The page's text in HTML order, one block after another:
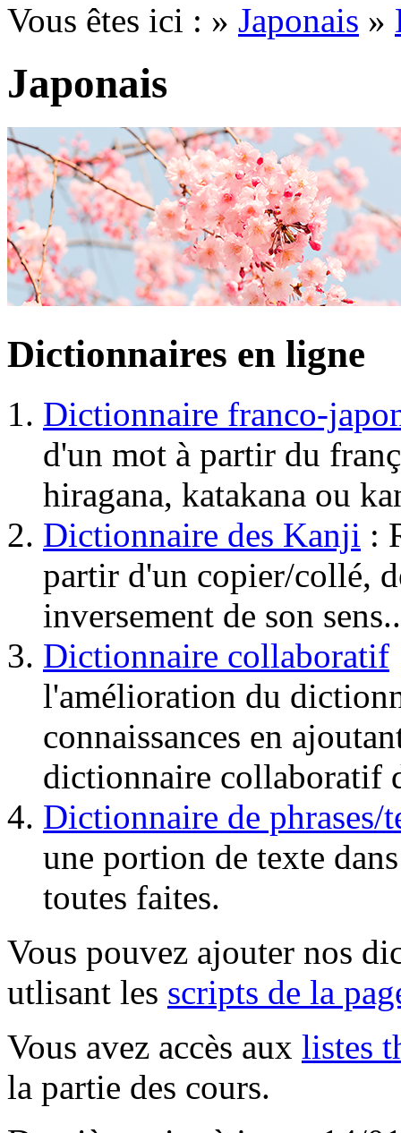
Vous êtes ici : » Japonais »
Japonais
Dictionnaires en ligne
Dictionnaire franco-
d'un mot à partir du
hiragana, katakana ou
Dictionnaire des Kanji :
partir d'un copier/collé,
inversement de son
Dictionnaire collaboratif
l'amélioration du
connaissances en
dictionnaire collaboratif
Dictionnaire de phrases/
une portion de texte
toutes faites.
Vous pouvez ajouter nos
utlisant les scripts de la
Vous avez accès aux listes
la partie des cours.